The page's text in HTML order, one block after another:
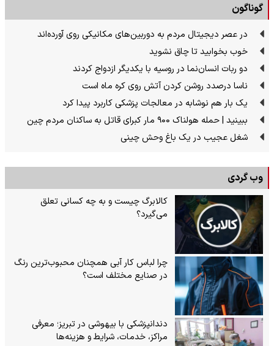
گوناگون
در عصر دیجیتال مردم به دوربین‌های مکانیکی روی آورده‌اند
خوب بخوابید تا چاق نشوید
دو ربات انسان‌نما در روسیه با یکدیگر ازدواج کردند
ناسا درصدد روشن کردن آتش روی کره ماه است
یک بار هم نوشابه در معالجات پزشکی کاربرد پیدا کرد
ببینید | حمله هولناک ۹۰۰ مار کبرای قاتل به ساکنان مردم چین
شغل عجیب در یک باغ وحش چینی
وب گردی
کالابرگ چیست و به چه کسانی تعلق
می‌گیرد؟
چرا لباس کار آبی همچنان محبوب‌ترین رنگ
در صنایع مختلف است؟
دندانپزشکی با بیهوشی در تبریز؛ معرفی
مراکز، خدمات، شرایط و هزینه‌ها